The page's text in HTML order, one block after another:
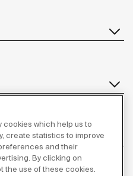
cookies which help us to
create statistics to improve
and their
By clicking on
the use of these cookies.